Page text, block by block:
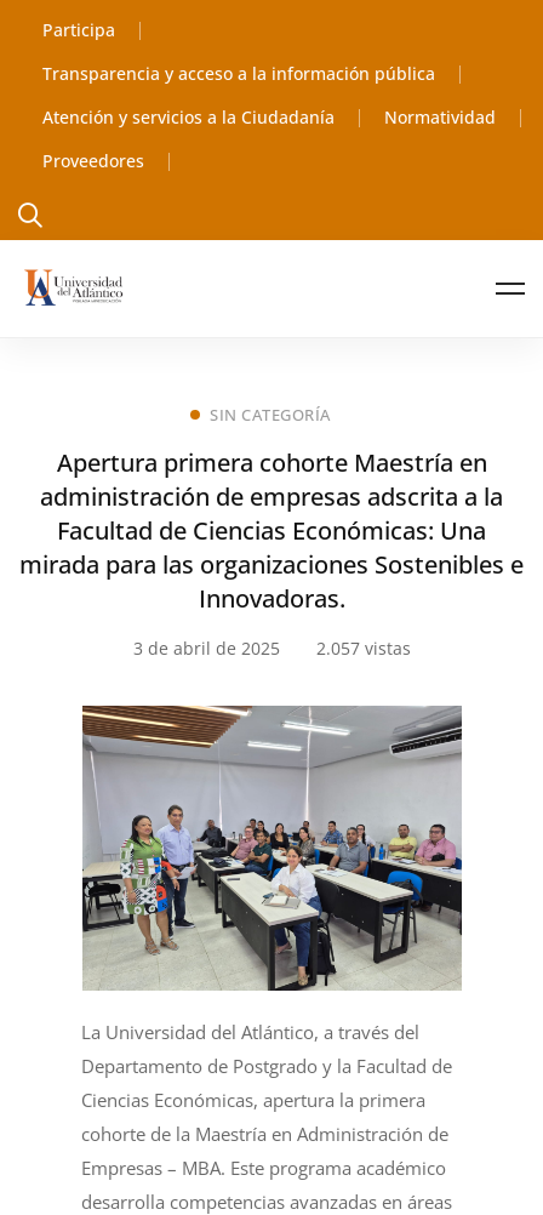
Participa
Transparencia y acceso a la información pública
Atención y servicios a la Ciudadanía
Normatividad
Proveedores
SIN CATEGORÍA
Apertura primera cohorte Maestría en
administración de empresas adscrita a la
Facultad de Ciencias Económicas: Una
mirada para las organizaciones Sostenibles e
Innovadoras.
3 de abril de 2025 2.057 vistas
La Universidad del Atlántico, a través del
Departamento de Postgrado y la Facultad de
Ciencias Económicas, apertura la primera
cohorte de la Maestría en Administración de
Empresas – MBA. Este programa académico
desarrolla competencias avanzadas en áreas